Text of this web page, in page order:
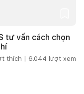
tư vấn cách chọn
thích | 6.044 lượt xem